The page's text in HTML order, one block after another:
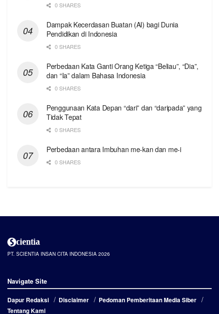
0 SHARES
Dampak Kecerdasan Buatan (AI) bagi Dunia
Pendidikan di Indonesia
0 SHARES
Perbedaan Kata Ganti Orang Ketiga “Beliau”, “Dia”,
dan “Ia” dalam Bahasa Indonesia
0 SHARES
Penggunaan Kata Depan “dari” dan “daripada” yang
Tidak Tepat
0 SHARES
Perbedaan antara Imbuhan me-kan dan me-i
0 SHARES
PT. SCIENTIA INSAN CITA INDONESIA 2026
Navigate Site
Dapur Redaksi Disclaimer
Pedoman Pemberitaan Media Siber
Tentang Kami